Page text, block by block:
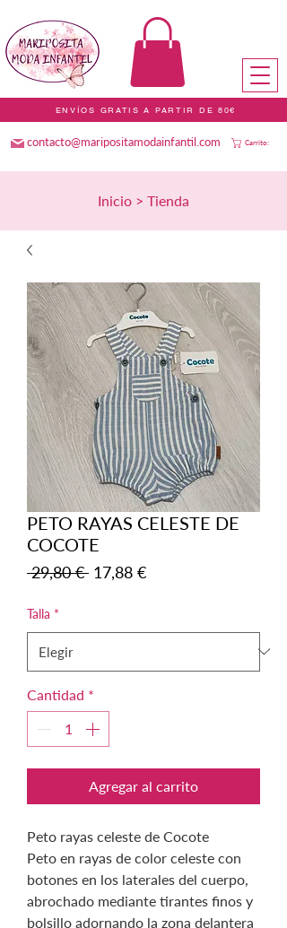
Carrito:
contacto@maripositamodainfantil.com
ENVÍOS GRATIS A PARTIR DE 80€
Inicio > Tienda
PETO RAYAS CELESTE DE
COCOTE
29,80 € Precio
17,88 €Precio
Talla *
Cantidad *
Agregar al carrito
Peto rayas celeste de Cocote
Peto en rayas de color celeste con
botones en los laterales del cuerpo,
abrochado mediante tirantes finos y
bolsillo adornando la zona delantera